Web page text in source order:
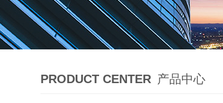
PRODUCT CENTER 产品中心